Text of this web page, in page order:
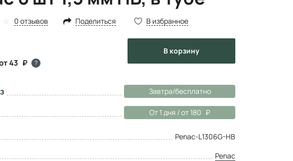
0 отзывов Поделиться В избранное
43 ?
в корзину
Завтра/бесплатно
От 1 дня / от 180
Penac-L1306G-HB
Penac